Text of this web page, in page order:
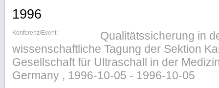
1996
Konferenz/Event:
Qualitätssicherung in
wissenschaftliche Tagung der Sektion
Gesellschaft für Ultraschall in der
Germany , 1996-10-05 - 1996-10-05